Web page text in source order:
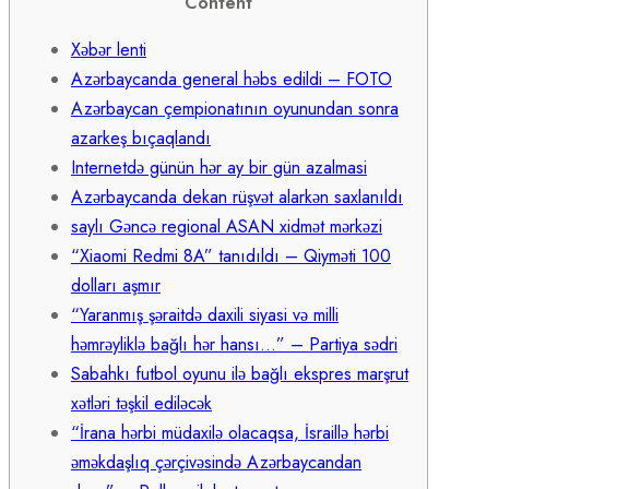
Xəbər lenti
Azərbaycanda general həbs edildi – FOTO
Azərbaycan çempionatının oyunundan sonra
azarkeş bıçaqlandı
Internetdə günün hər ay bir gün azalmasi
Azərbaycanda dekan rüşvət alarkən saxlanıldı
saylı Gəncə regional ASAN xidmət mərkəzi
“Xiaomi Redmi 8A” tanıdıldı – Qiyməti 100
dolları aşmır
“Yaranmış şəraitdə daxili siyasi və milli
həmrəyliklə bağlı hər hansı…” – Partiya sədri
Sabahkı futbol oyunu ilə bağlı ekspres marşrut
xətləri təşkil ediləcək
“İrana hərbi müdaxilə olacaqsa, İsraillə hərbi
əməkdaşlıq çərçivəsində Azərbaycandan